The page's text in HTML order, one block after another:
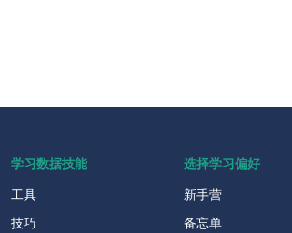
学习数据技能
工具
技巧
选择学习偏好
新手营
备忘单